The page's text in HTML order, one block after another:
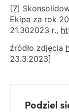
[7]
Ekipa za rok
21.302023 r.,
źródło zdjęcia
23.3.2023]
Podziel